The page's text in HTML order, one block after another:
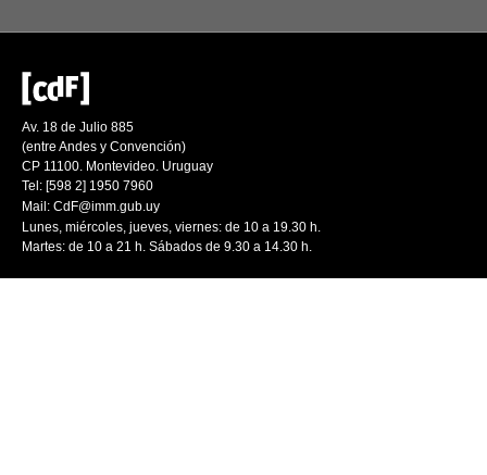
Av. 18 de Julio 885
(entre Andes y Convención)
CP 11100. Montevideo. Uruguay
Tel: [598 2] 1950 7960
Mail: CdF@imm.gub.uy
Lunes, miércoles, jueves, viernes: de 10 a 19.30 h.
Martes: de 10 a 21 h. Sábados de 9.30 a 14.30 h.